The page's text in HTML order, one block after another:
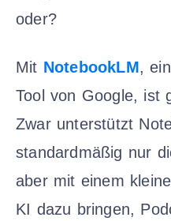
oder?
Mit NotebookLM,
Tool von Google, ist
Zwar unterstützt
standardmäßig nur
aber mit einem
KI dazu bringen,